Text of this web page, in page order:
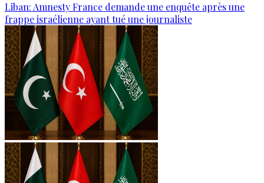
Liban: Amnesty France demande une enquête après une
frappe israélienne ayant tué une journaliste